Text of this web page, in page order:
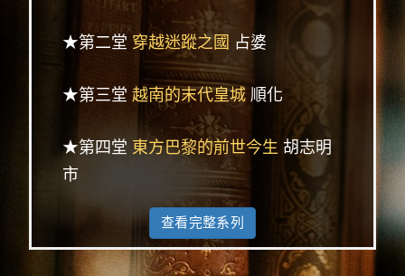
★第二堂 穿越迷蹤之國 占婆
★第三堂 越南的末代皇城順化
★第四堂 東方巴黎的前世今生 胡志明
市
查看完整系列